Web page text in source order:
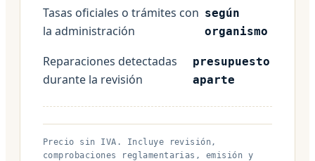
Tasas oficiales o trámites con
la administración
según
organismo
Reparaciones detectadas
durante la revisión
presupuesto
aparte
Precio sin IVA. Incluye revisión,
comprobaciones reglamentarias, emisión y